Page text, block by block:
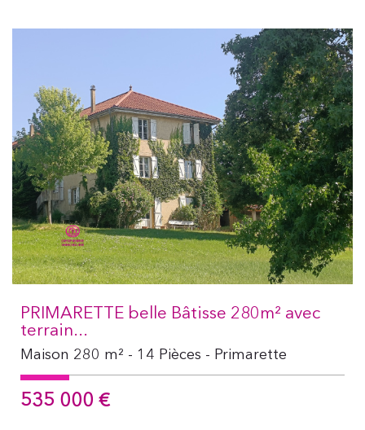
PRIMARETTE belle Bâtisse 280m² avec
terrain...
Maison 280 m² - 14 Pièces - Primarette
535 000 €